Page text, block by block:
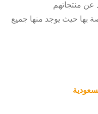
منتجاتهم
بها حيث يوجد منها جميع